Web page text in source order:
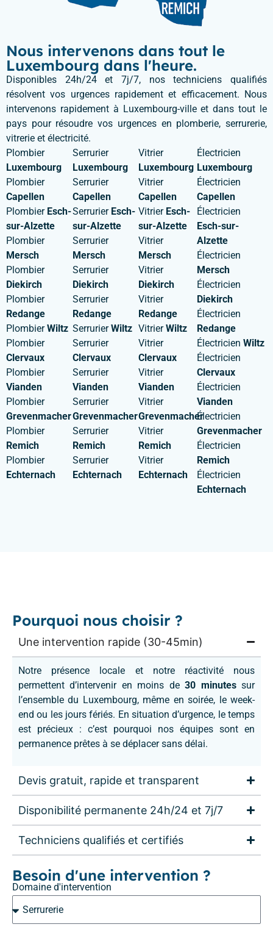
Nous intervenons dans tout le
Luxembourg dans l'heure.
Disponibles 24h/24 et 7j/7, nos techniciens qualifiés
résolvent vos urgences rapidement et efficacement. Nous
intervenons rapidement à Luxembourg-ville et dans tout le
pays pour résoudre vos urgences en plomberie, serrurerie,
vitrerie et électricité.
Plombier
Luxembourg
Plombier
Capellen
Plombier Esch-
sur-Alzette
Plombier
Mersch
Plombier
Diekirch
Plombier
Redange
PlombierWiltz
Plombier
Clervaux
Plombier
Vianden
Plombier
Grevenmacher
Plombier
Remich
Plombier
Echternach
Serrurier
Luxembourg
Serrurier
Capellen
Serrurier Esch-
sur-Alzette
Serrurier
Mersch
Serrurier
Diekirch
Serrurier
Redange
SerrurierWiltz
Serrurier
Clervaux
Serrurier
Vianden
Serrurier
Grevenmacher
Serrurier
Remich
Serrurier
Echternach
Vitrier
Luxembourg
Vitrier
Capellen
Vitrier Esch-
sur-Alzette
Vitrier
Mersch
Vitrier
Diekirch
Vitrier
Redange
VitrierWiltz
Vitrier
Clervaux
Vitrier
Vianden
Vitrier
Grevenmacher
Vitrier
Remich
Vitrier
Echternach
Électricien
Luxembourg
Électricien
Capellen
Électricien
Esch-sur-
Alzette
Électricien
Mersch
Électricien
Diekirch
Électricien
Redange
ÉlectricienWiltz
Électricien
Clervaux
Électricien
Vianden
Électricien
Grevenmacher
Électricien
Remich
Électricien
Echternach
Pourquoi nous choisir ?
Une intervention rapide (30-45min)
Notre présence locale et notre réactivité nous
permettent d’intervenir en moins de30 minutessur
l’ensemble du Luxembourg, même en soirée, le week-
end ou les jours fériés. En situation d’urgence, le temps
est précieux : c’est pourquoi nos équipes sont en
permanence prêtes à se déplacer sans délai.
Devis gratuit, rapide et transparent
Disponibilité permanente 24h/24 et 7j/7
Techniciens qualifiés et certifiés
Besoin d'une intervention ?
Domaine d'intervention